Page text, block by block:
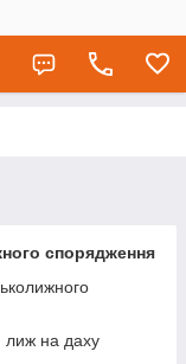
спорядження
лиж на даху